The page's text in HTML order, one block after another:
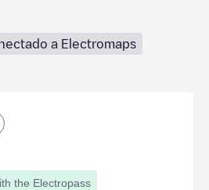
a Electromaps
the Electropass